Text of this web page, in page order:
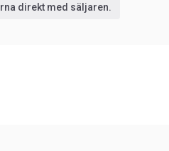
direkt med säljaren.